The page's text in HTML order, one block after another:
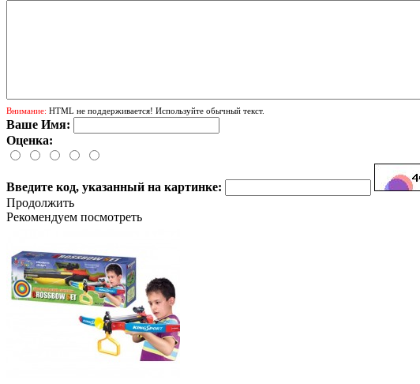
Внимание: HTML не поддерживается! Используйте обычный текст.
Ваше Имя:
Оценка:
Введите код, указанный на картинке:
Продолжить
Рекомендуем посмотреть